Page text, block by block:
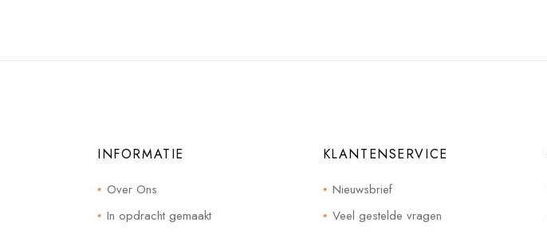
INFORMATIE
Over Ons
In opdracht gemaakt
KLANTENSERVICE
Nieuwsbrief
Veel gestelde vragen